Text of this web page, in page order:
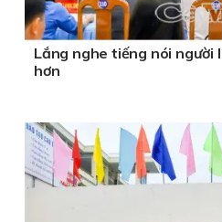
Lắng nghe tiếng nói người
hơn